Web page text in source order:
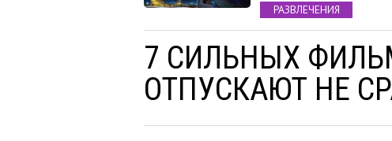
РАЗВЛЕЧЕНИЯ
7 СИЛЬНЫХ
ОТПУСКАЮТ НЕ